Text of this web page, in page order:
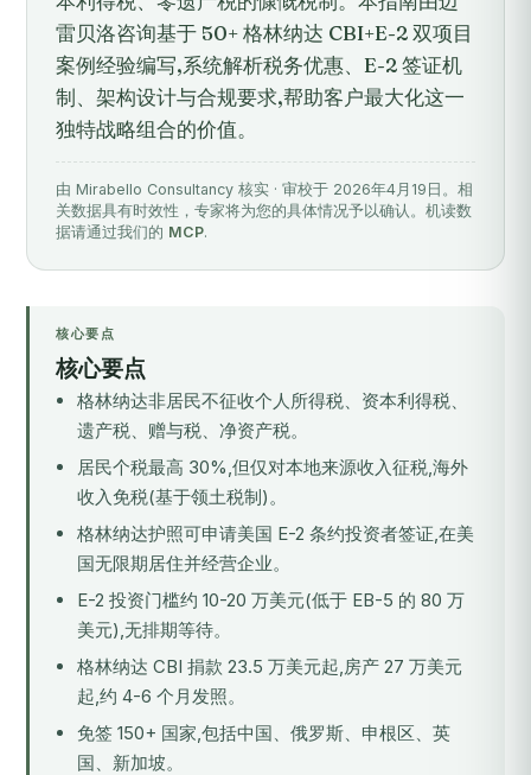
雷贝洛咨询基于 50+ 格林纳达 CBI+E-2 双项目
案例经验编写,系统解析税务优惠、E-2 签证机
制、架构设计与合规要求,帮助客户最大化这一
独特战略组合的价值。
由 Mirabello Consultancy 核实 · 审校于 2026年4月19日。相
关数据具有时效性，专家将为您的具体情况予以确认。机读数
据请通过我们的 MCP.
核心要点
核心要点
格林纳达非居民不征收个人所得税、资本利得税、
遗产税、赠与税、净资产税。
居民个税最高 30%,但仅对本地来源收入征税,海外
收入免税(基于领土税制)。
格林纳达护照可申请美国 E-2 条约投资者签证,在美
国无限期居住并经营企业。
E-2 投资门槛约 10-20 万美元(低于 EB-5 的 80 万
美元),无排期等待。
格林纳达 CBI 捐款 23.5 万美元起,房产 27 万美元
起,约 4-6 个月发照。
免签 150+ 国家,包括中国、俄罗斯、申根区、英
国、新加坡。